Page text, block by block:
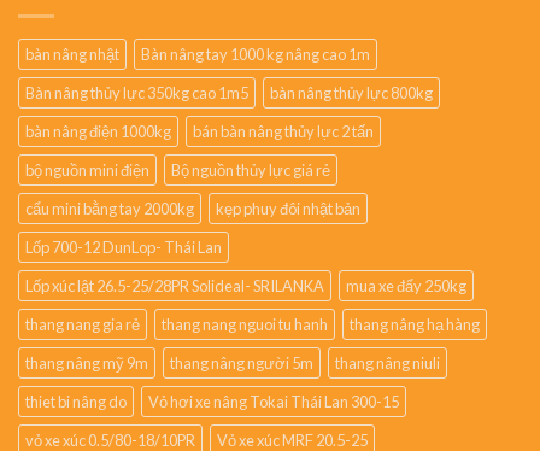
bàn nâng nhật
Bàn nâng tay 1000 kg nâng cao 1m
Bàn nâng thủy lực 350kg cao 1m5
bàn nâng thủy lực 800kg
bàn nâng điện 1000kg
bán bàn nâng thủy lực 2 tấn
bộ nguồn mini điện
Bộ nguồn thủy lực giá rẻ
cẩu mini bằng tay 2000kg
kẹp phuy đôi nhật bản
Lốp 700-12 DunLop- Thái Lan
Lốp xúc lật 26.5-25/28PR Solideal- SRILANKA
mua xe đẩy 250kg
thang nang gia rẻ
thang nang nguoi tu hanh
thang nâng hạ hàng
thang nâng mỹ 9m
thang nâng người 5m
thang nâng niuli
thiet bi nâng do
Vỏ hơi xe nâng Tokai Thái Lan 300-15
vỏ xe xúc 0.5/80-18/10PR
Vỏ xe xúc MRF 20.5-25